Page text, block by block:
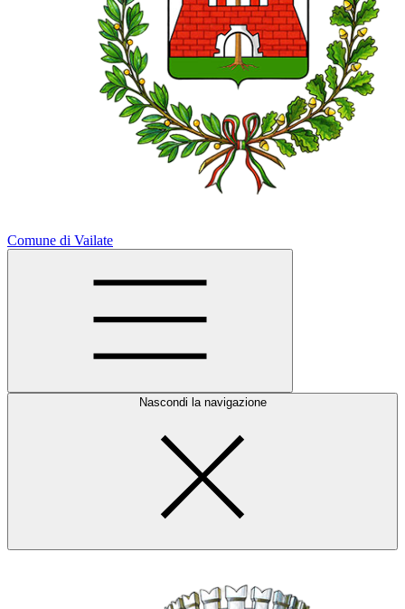
Comune di Vailate
Nascondi la navigazione